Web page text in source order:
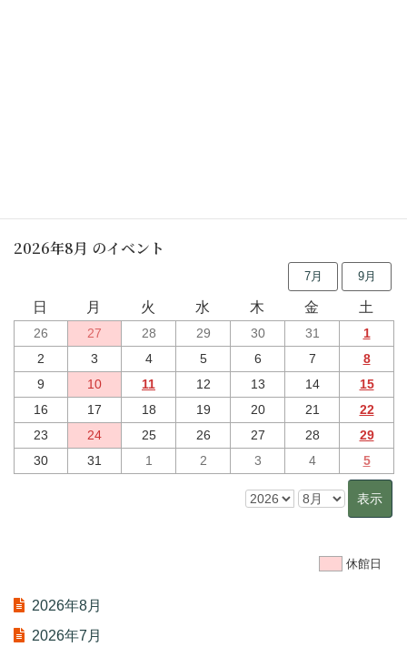
2026年8月 のイベント
7月 9月
日 月 火 水 木 金 土
26 27 28 29 30 31
1
2
3 4 5 6 7
8
9
10 11 12 13 14
15
16
17 18 19 20 21
22
23
24 25 26 27 28
29
30
31 1 2 3 4 5
休館日
2026年8月
2026年7月